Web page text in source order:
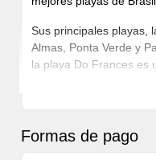
Sus principales playas,
Almas, Ponta Verde y
la playa Do Frances es
Formas de pago